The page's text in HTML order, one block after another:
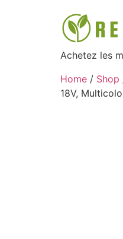
Achetez les
Home / Shop
18V,